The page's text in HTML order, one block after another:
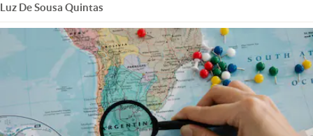
Luz De Sousa Quintas